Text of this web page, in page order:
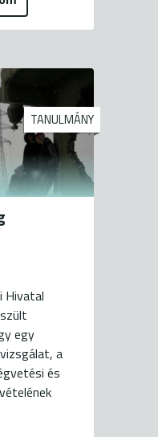
TANULMÁNY
Hivatal
egy
a
és